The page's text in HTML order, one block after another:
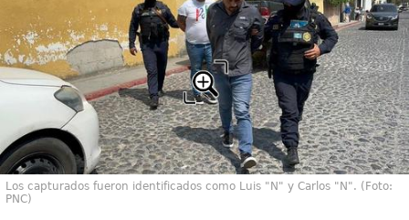
Los capturados fueron identificados como Luis "N" y Carlos "N". (Foto:
PNC)